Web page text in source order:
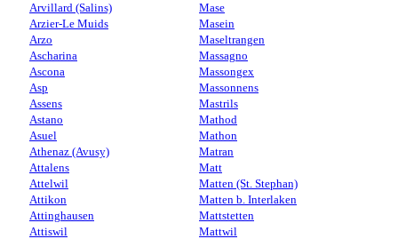
Arvillard (Salins)
Arzier-Le Muids
Arzo
Ascharina
Ascona
Asp
Assens
Astano
Asuel
Athenaz (Avusy)
Attalens
Attelwil
Attikon
Attinghausen
Attiswil
Mase
Masein
Maseltrangen
Massagno
Massongex
Massonnens
Mastrils
Mathod
Mathon
Matran
Matt
Matten (St. Stephan)
Matten b. Interlaken
Mattstetten
Mattwil